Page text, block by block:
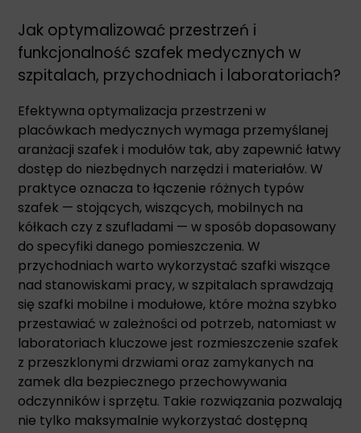
Jak optymalizować przestrzeń i
funkcjonalność szafek medycznych w
szpitalach, przychodniach i laboratoriach?
Efektywna optymalizacja przestrzeni w
placówkach medycznych wymaga przemyślanej
aranżacji szafek i modułów tak, aby zapewnić łatwy
dostęp do niezbędnych narzędzi i materiałów. W
praktyce oznacza to łączenie różnych typów
szafek — stojących, wiszących, mobilnych na
kółkach czy z szufladami — w sposób dopasowany
do specyfiki danego pomieszczenia. W
przychodniach warto wykorzystać szafki wiszące
nad stanowiskami pracy, w szpitalach sprawdzają
się szafki mobilne i modułowe, które można szybko
przestawiać w zależności od potrzeb, natomiast w
laboratoriach kluczowe jest rozmieszczenie szafek
z przeszklonymi drzwiami oraz zamykanych na
zamek dla bezpiecznego przechowywania
odczynników i sprzętu. Takie rozwiązania pozwalają
nie tylko maksymalnie wykorzystać dostępną